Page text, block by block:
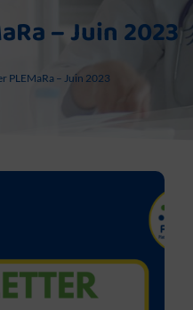
– Juin 2023
PLEMaRa – Juin 2023